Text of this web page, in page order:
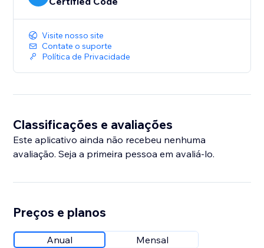
Visite nosso site
Contate o suporte
Política de Privacidade
Classificações e avaliações
Este aplicativo ainda não recebeu nenhuma
avaliação. Seja a primeira pessoa em avaliá-lo.
Preços e planos
Anual Mensal